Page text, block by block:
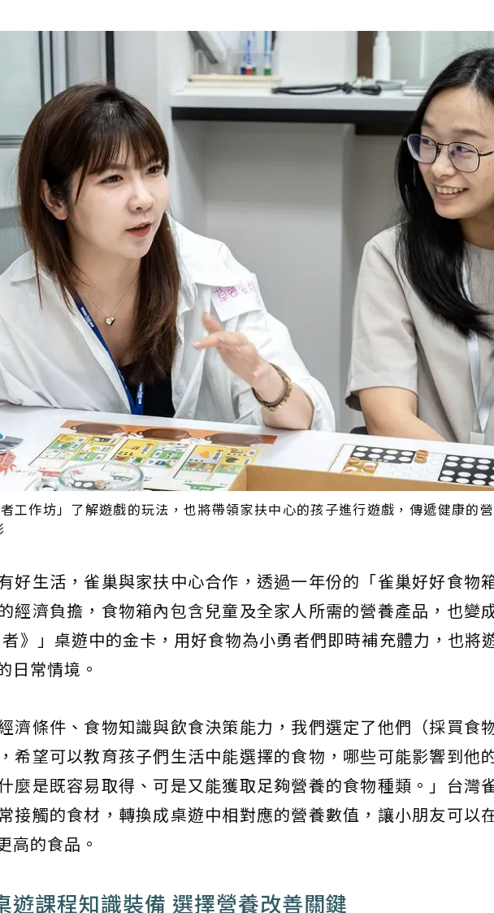
工作坊」了解遊戲的玩法，也將帶領家扶中心的孩子進行遊戲，傳遞健康的
好生活，雀巢與家扶中心合作，透過一年份的「雀巢好好食物
經濟負擔，食物箱內包含兒童及全家人所需的營養產品，也變
》」桌遊中的金卡，用好食物為小勇者們即時補充體力，也將
日常情境。
濟條件、食物知識與飲食決策能力，我們選定了他們（採買食
希望可以教育孩子們生活中能選擇的食物，哪些可能影響到他
麼是既容易取得、可是又能獲取足夠營養的食物種類。」台灣
接觸的食材，轉換成桌遊中相對應的營養數值，讓小朋友可以
高的食品。
遊課程知識裝備 選擇營養改善關鍵